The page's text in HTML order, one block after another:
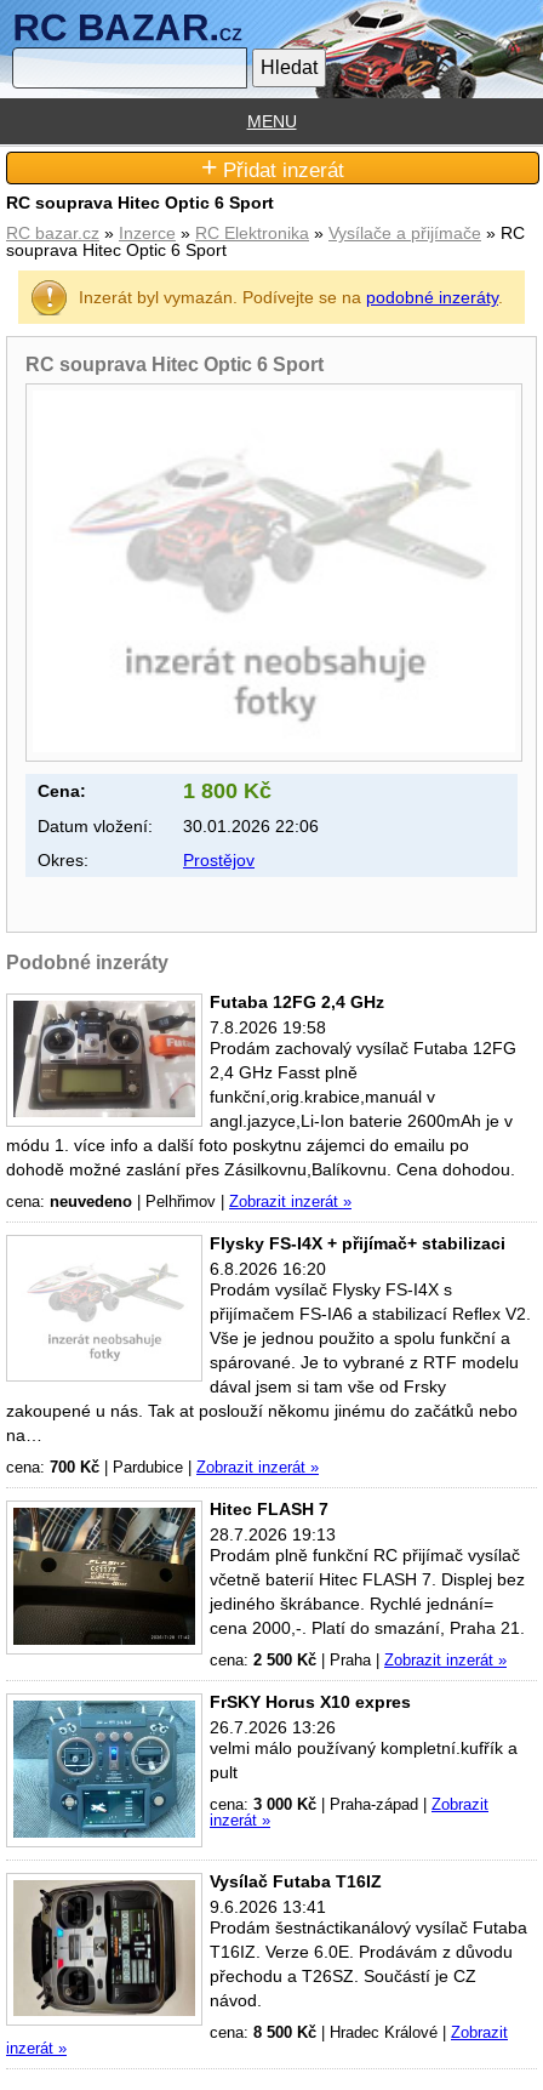
RC souprava Hitec Optic 6 Sport
Inzerát byl vymazán. Podívejte se na podobné inzeráty.
RC souprava Hitec Optic 6 Sport
Cena: 1 800 Kč
Datum vložení:
30.01.2026 22:06
Okres:
Prostějov
Podobné inzeráty
Futaba 12FG 2,4 GHz
7.8.2026 19:58
Prodám zachovalý vysílač Futaba 12FG
2,4 GHz Fasst plně
funkční,orig.krabice,manuál v
angl.jazyce,Li-Ion baterie 2600mAh je v
módu 1. více info a další foto poskytnu zájemci do emailu po
dohodě možné zaslání přes Zásilkovnu,Balíkovnu. Cena dohodou.
cena: neuvedeno Pelhřimov Zobrazit inzerát »
Flysky FS-I4X + přijímač+ stabilizaci
6.8.2026 16:20
Prodám vysílač Flysky FS-I4X s
přijímačem FS-IA6 a stabilizací Reflex V2.
Vše je jednou použito a spolu funkční a
spárované. Je to vybrané z RTF modelu
dával jsem si tam vše od Frsky
zakoupené u nás. Tak at poslouží někomu jinému do začátků nebo
na…
cena: 700 Kč Pardubice Zobrazit inzerát »
Hitec FLASH 7
28.7.2026 19:13
Prodám plně funkční RC přijímač vysílač
včetně baterií Hitec FLASH 7. Displej bez
jediného škrábance. Rychlé jednání=
cena 2000,-. Platí do smazání, Praha 21.
cena: 2 500 Kč Praha| Zobrazit inzerát »
FrSKY Horus X10 expres
26.7.2026 13:26
velmi málo používaný kompletní.kufřík a
pult
cena: 3 000 Kč Praha-západ
Zobrazit
inzerát »
Vysílač Futaba T16IZ
9.6.2026 13:41
Prodám šestnáctikanálový vysílač Futaba
T16IZ. Verze 6.0E. Prodávám z důvodu
přechodu a T26SZ. Součástí je CZ
návod.
cena: 8 500 Kč Hradec Králové
Zobrazit
inzerát »
RC bazar.cz » Inzerce » RC Elektronika » Vysílače a přijímače » RC
souprava Hitec Optic 6 Sport
MENU
+ Přidat inzerát